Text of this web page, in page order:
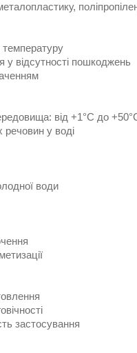
температуру
відсутності пошкоджень
від +1°C до
речовин у воді
води
застосування